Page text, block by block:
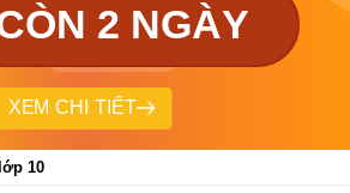
2 NGÀY
XEM CHI TIẾT
10